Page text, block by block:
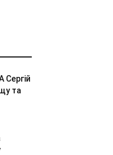
Сергій
та